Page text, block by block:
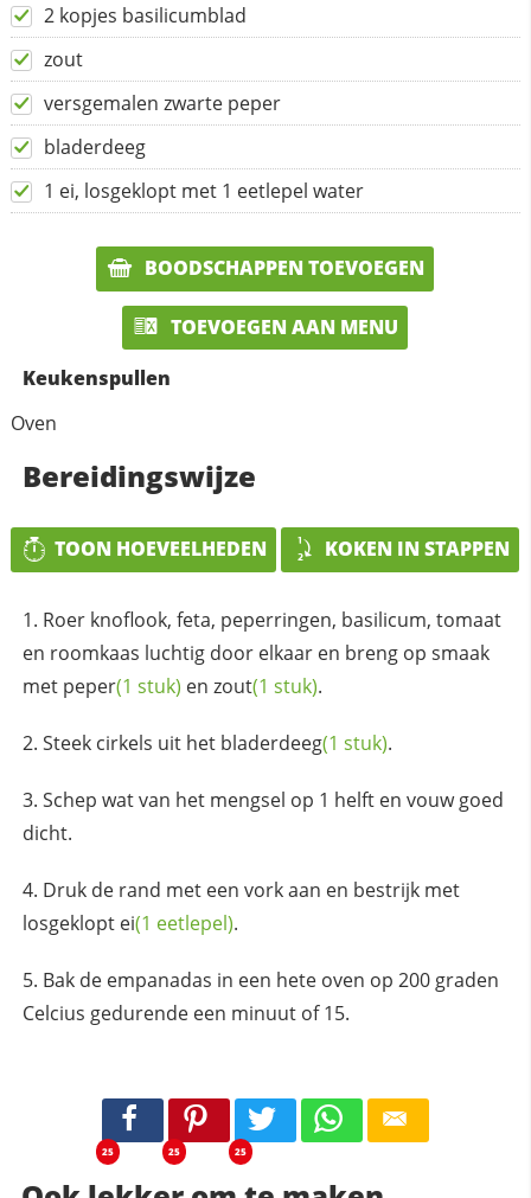
2 kopjes basilicumblad
zout
versgemalen zwarte peper
bladerdeeg
1 ei, losgeklopt met 1 eetlepel water
BOODSCHAPPEN TOEVOEGEN
TOEVOEGEN AAN MENU
Keukenspullen
Oven
Bereidingswijze
TOON HOEVEELHEDEN KOKEN IN STAPPEN
Roer knoflook, feta, peperringen, basilicum, tomaat
en roomkaas luchtig door elkaar en breng op smaak
met peper(1 stuk) en zout(1 stuk).
Steek cirkels uit het bladerdeeg(1 stuk).
Schep wat van het mengsel op 1 helft en vouw goed
dicht.
Druk de rand met een vork aan en bestrijk met
losgeklopt ei(1 eetlepel).
Bak de empanadas in een hete oven op 200 graden
Celcius gedurende een minuut of 15.
25 25 25